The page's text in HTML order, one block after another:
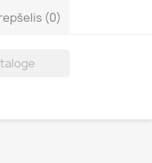
(0)